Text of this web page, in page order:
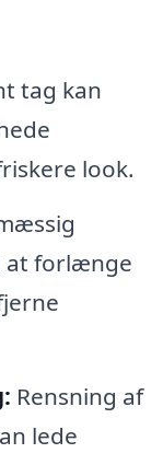
tag kan
look.
at forlænge
Rensning af
lede